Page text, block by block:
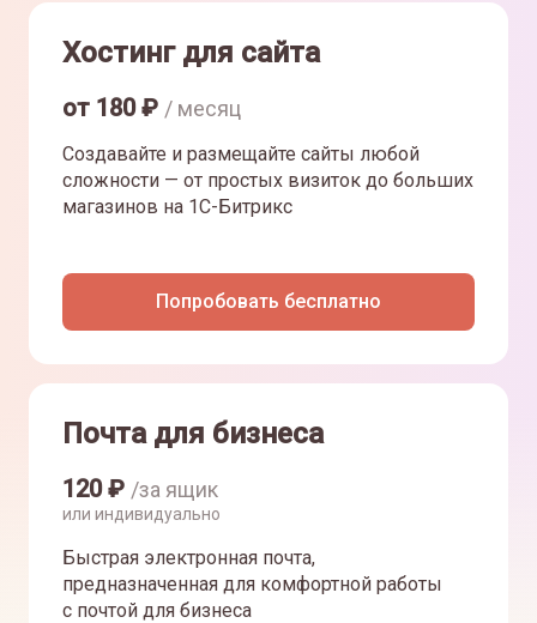
Хостинг для сайта
от 180₽ / месяц
Создавайте и размещайте сайты любой
сложности — от простых визиток до больших
магазинов на 1С-Битрикс
Попробовать бесплатно
Почта для бизнеса
120₽ /за ящик
или индивидуально
Быстрая электронная почта,
предназначенная для комфортной работы
с почтой для бизнеса